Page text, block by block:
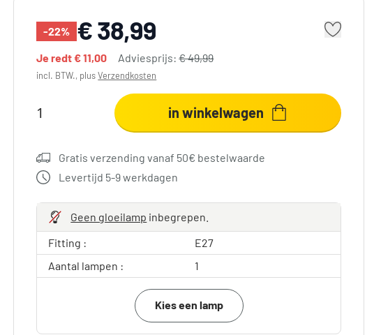
-22% € 38,99
Je redt€ 11,00 Adviesprijs:€ 49,99
incl. BTW., plusVerzendkosten
in winkelwagen
Gratis verzending vanaf 50€ bestelwaarde
Levertijd 5-9 werkdagen
Geen gloeilamp inbegrepen.
Fitting :
E27
Aantal lampen :
1
Kies een lamp